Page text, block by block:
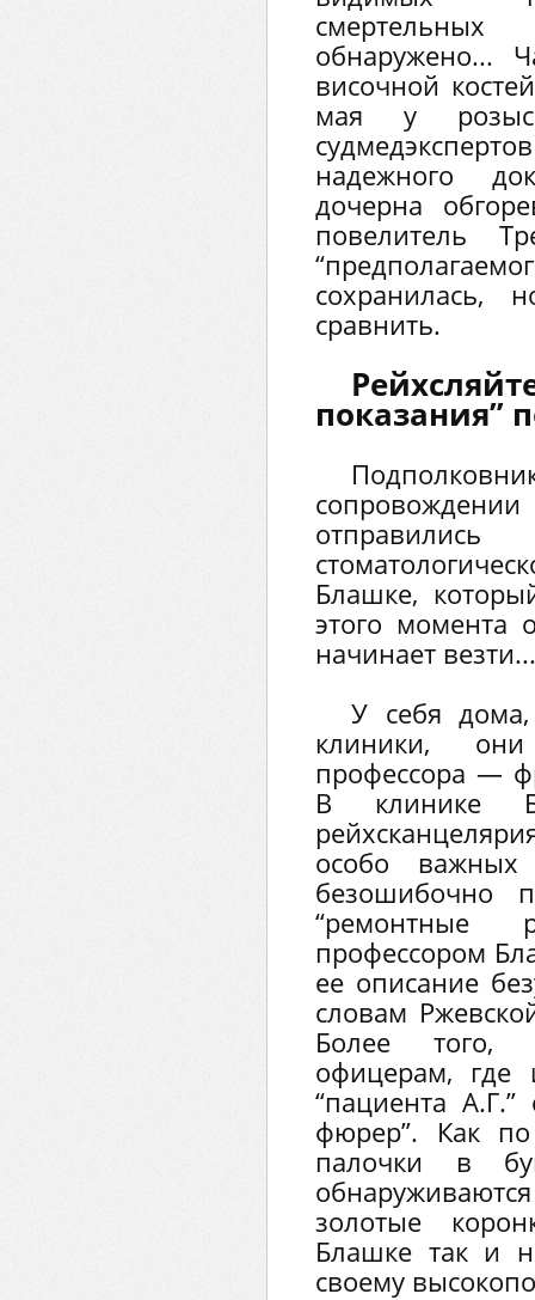
обнаружено...
височной
мая у
надежного
дочерна
повелитель
сравнить.
показания”
Блашке,
этого момента
начинает везти...
У себя
клиники, они
профессора —
В клинике
особо
безошибочно
“ремонтные
профессором
ее описание
словам
Более того,
офицерам, где
“пациента
фюрер”. Как
палочки в
золотые
Блашке так и
своему